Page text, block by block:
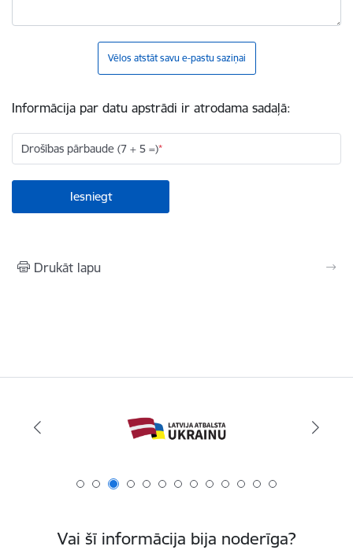
Vēlos atstāt savu e-pastu saziņai
Informācija par datu apstrādi ir atrodama sadaļā:
Drošības pārbaude (7 + 5 =)
Drukāt lapu
Vai šī informācija bija noderīga?